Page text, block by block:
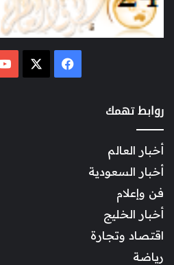
فيسبوك
روابط تهمك
أخبار العالم
أخبار السعودية
فن وإعلام
أخبار الخليج
اقتصاد وتجارة
رياضة